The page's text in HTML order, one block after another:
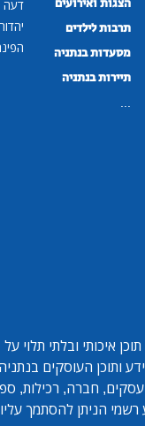
תרבות לילדים
מסעדות בנתניה
תיירות בנתניה
דעה
איכותי ובלתי תלוי על
ותוכן העוסקים בנתניה
עסקים, חברה, רכילות,
הניתן להסתמך